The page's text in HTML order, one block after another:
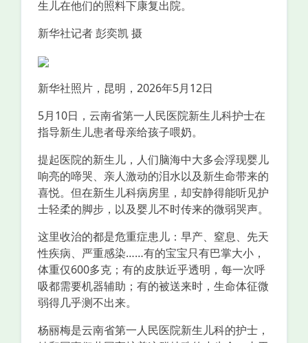
生儿在他们的照料下康复出院。
新华社记者 彭奕凯 摄
新华社照片，昆明，2026年5月12日
5月10日，云南省第一人民医院新生儿科护士在
指导新生儿患者母亲给孩子喂奶。
提起医院的新生儿，人们脑海中大多会浮现婴儿
响亮的啼哭、亲人激动的泪水以及新生命带来的
喜悦。但在新生儿科病房里，却安静得能听见护
士轻柔的脚步，以及婴儿不时传来的微弱哭声。
这里收治的都是危重症患儿：早产、窒息、先天
性疾病、严重感染……有的宝宝只有巴掌大小，
体重仅600多克；有的皮肤近乎透明，每一次呼
吸都需要机器辅助；有的被送来时，生命体征微
弱得几乎测不出来。
杨丽梅是云南省第一人民医院新生儿科的护士，